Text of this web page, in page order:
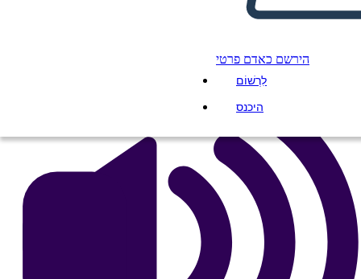
הירשם כאדם פרטי
לִרְשׁוֹם
היכנס
לקרוא לי